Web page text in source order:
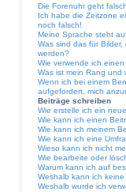
Die Forenuhr geht
Ich habe die Zeitzone
noch falsch!
Meine Sprache steht
Was sind das für
werden?
Wie verwende ich einen
Was ist mein Rang und
Wenn ich bei einem
aufgefordert, mich
Beiträge schreiben
Wie erstelle ich ein
Wie kann ich einen
Wie kann ich meinem
Wie kann ich eine
Wieso kann ich nicht
Wie bearbeite oder
Warum kann ich auf
Weshalb kann ich
Weshalb wurde ich